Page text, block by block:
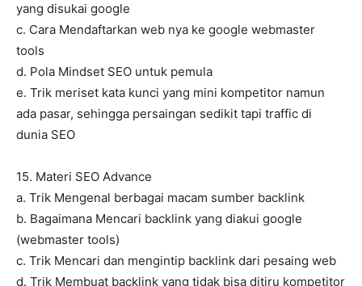
yang disukai google
c. Cara Mendaftarkan web nya ke google webmaster
tools
d. Pola Mindset SEO untuk pemula
e. Trik meriset kata kunci yang mini kompetitor namun
ada pasar, sehingga persaingan sedikit tapi traffic di
dunia SEO
15. Materi SEO Advance
a. Trik Mengenal berbagai macam sumber backlink
b. Bagaimana Mencari backlink yang diakui google
(webmaster tools)
c. Trik Mencari dan mengintip backlink dari pesaing web
d. Trik Membuat backlink yang tidak bisa ditiru kompetitor